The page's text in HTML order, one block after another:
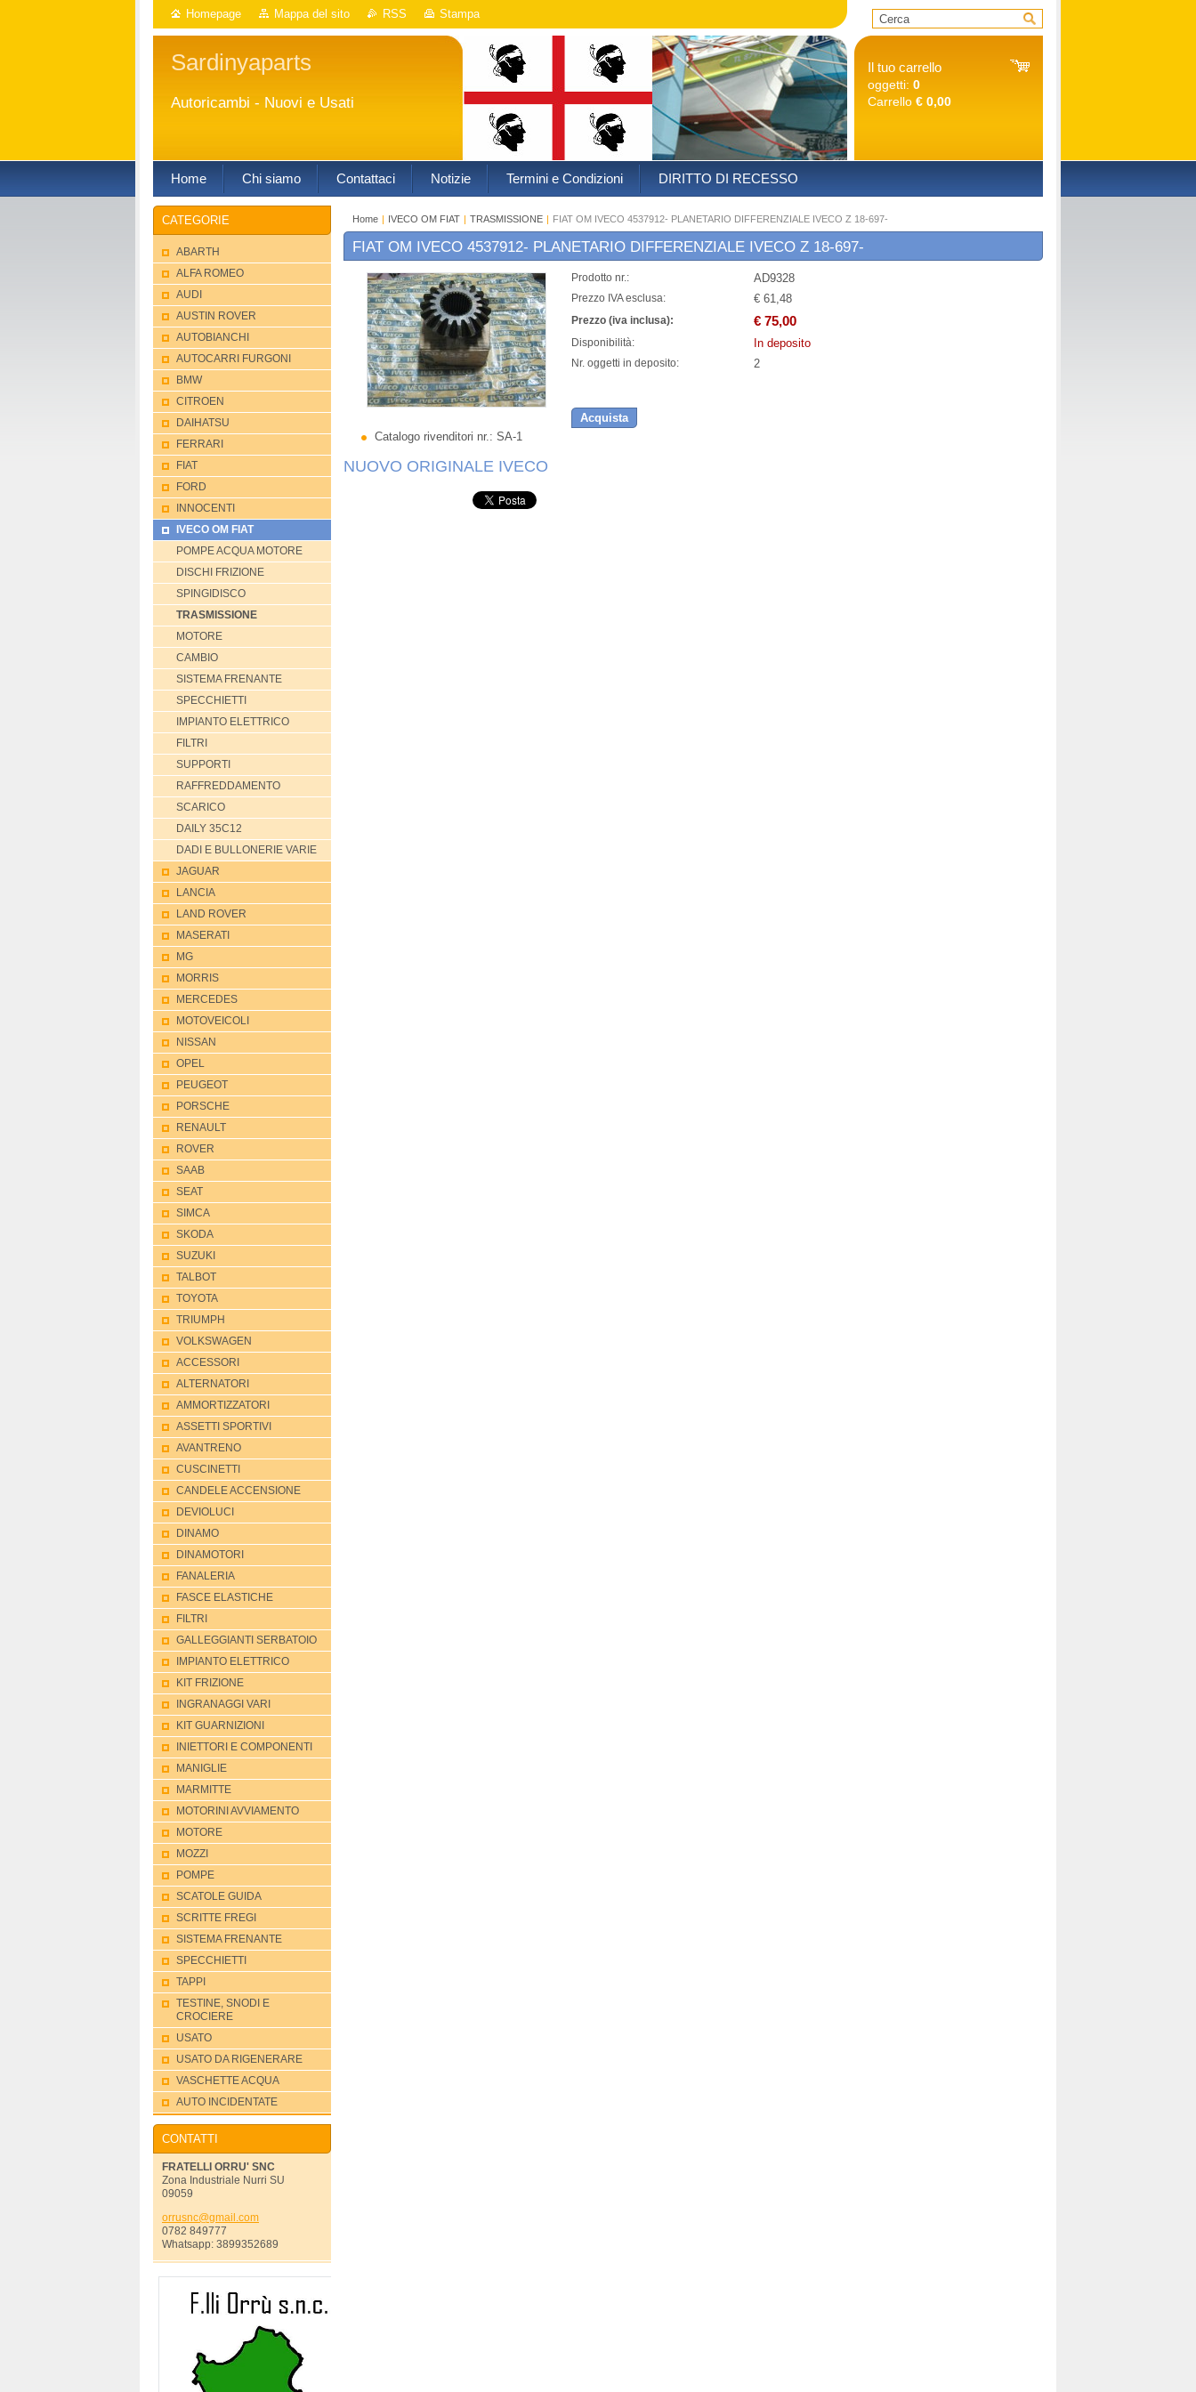
Homepage Mappa del sito RSS Stampa
Sardinyaparts
Autoricambi - Nuovi e Usati
Il tuo carrello
oggetti: 0
Carrello € 0,00
Home Chi siamo Contattaci Notizie Termini e Condizioni DIRITTO DI RECESSO
Home | IVECO OM FIAT | TRASMISSIONE | FIAT OM IVECO 4537912- PLANETARIO DIFFERENZIALE IVECO Z 18-697-
FIAT OM IVECO 4537912- PLANETARIO DIFFERENZIALE IVECO Z 18-697-
Catalogo rivenditori nr.: SA-1
Prodotto nr.: AD9328
Prezzo IVA esclusa: € 61,48
Prezzo (iva inclusa): € 75,00
Disponibilità: In deposito
Nr. oggetti in deposito: 2
Acquista
NUOVO ORIGINALE IVECO
CATEGORIE
ABARTH
ALFA ROMEO
AUDI
AUSTIN ROVER
AUTOBIANCHI
AUTOCARRI FURGONI
BMW
CITROEN
DAIHATSU
FERRARI
FIAT
FORD
INNOCENTI
IVECO OM FIAT
POMPE ACQUA MOTORE
DISCHI FRIZIONE
SPINGIDISCO
TRASMISSIONE
MOTORE
CAMBIO
SISTEMA FRENANTE
SPECCHIETTI
IMPIANTO ELETTRICO
FILTRI
SUPPORTI
RAFFREDDAMENTO
SCARICO
DAILY 35C12
DADI E BULLONERIE VARIE
JAGUAR
LANCIA
LAND ROVER
MASERATI
MG
MORRIS
MERCEDES
MOTOVEICOLI
NISSAN
OPEL
PEUGEOT
PORSCHE
RENAULT
ROVER
SAAB
SEAT
SIMCA
SKODA
SUZUKI
TALBOT
TOYOTA
TRIUMPH
VOLKSWAGEN
ACCESSORI
ALTERNATORI
AMMORTIZZATORI
ASSETTI SPORTIVI
AVANTRENO
CUSCINETTI
CANDELE ACCENSIONE
DEVIOLUCI
DINAMO
DINAMOTORI
FANALERIA
FASCE ELASTICHE
FILTRI
GALLEGGIANTI SERBATOIO
IMPIANTO ELETTRICO
KIT FRIZIONE
INGRANAGGI VARI
KIT GUARNIZIONI
INIETTORI E COMPONENTI
MANIGLIE
MARMITTE
MOTORINI AVVIAMENTO
MOTORE
MOZZI
POMPE
SCATOLE GUIDA
SCRITTE FREGI
SISTEMA FRENANTE
SPECCHIETTI
TAPPI
TESTINE, SNODI E
CROCIERE
USATO
USATO DA RIGENERARE
VASCHETTE ACQUA
AUTO INCIDENTATE
CONTATTI
FRATELLI ORRU' SNC
Zona Industriale Nurri SU
09059
orrusnc@gmail.com
0782 849777
Whatsapp: 3899352689